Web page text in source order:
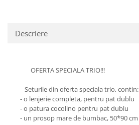
Descriere
OFERTA SPECIALA TRIO!!!
Seturile din oferta speciala trio, contin:
- o lenjerie completa, pentru pat dublu
- o patura cocolino pentru pat dublu
- un prosop mare de bumbac, 50*90 cm